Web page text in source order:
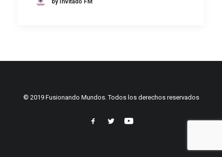
© 2019 Fusionando Mundos. Todos los derechos reservados